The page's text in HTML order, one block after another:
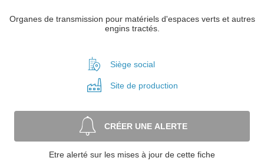
Organes de transmission pour matériels d'espaces verts et autres
engins tractés.
Siège social
Site de production
CRÉER UNE ALERTE
Etre alerté sur les mises à jour de cette fiche